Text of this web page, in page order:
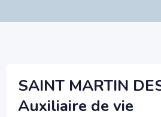
SAINT MARTIN
Auxiliaire de vie